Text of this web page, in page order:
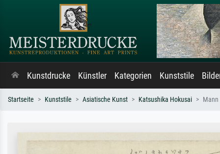
Kunstdrucke Künstler Kategorien Kunststile
Startseite Kunststile Asiatische Kunst Katsushika Hokusai